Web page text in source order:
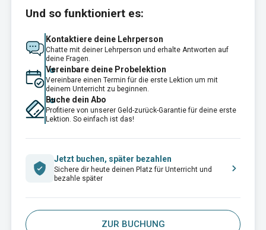
Und so funktioniert es:
Kontaktiere deine Lehrperson
Chatte mit deiner Lehrperson und erhalte Antworten auf
deine Fragen.
Vereinbare deine Probelektion
Vereinbare einen Termin für die erste Lektion um mit
deinem Unterricht zu beginnen.
Buche dein Abo
Profitiere von unserer Geld-zurück-Garantie für deine erste
Lektion. So einfach ist das!
Jetzt buchen, später bezahlen
Sichere dir heute deinen Platz für Unterricht und
bezahle später
ZUR BUCHUNG